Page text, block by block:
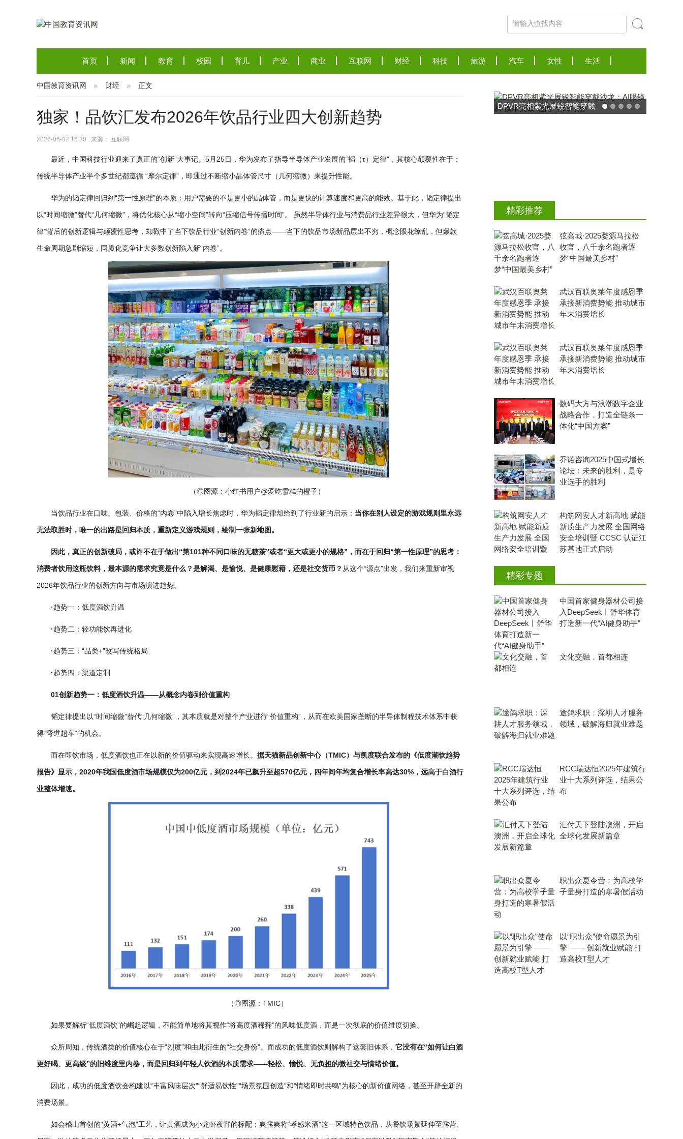
首页 新闻 教育 校园 育儿 产业 商业 互联网 财经 科技 旅游 汽车 女性 生活
中国教育资讯网 财经 正文
独家！品饮汇发布2026年饮品行业四大创新趋势
2026-06-02 16:30 来源： 互联网
最近，中国科技行业迎来了真正的“创新”大事记。5月25日，华为发布了指导半导体产业发展的“韬（τ）定律”，其核心颠覆性在于：
传统半导体产业半个多世纪都遵循 “摩尔定律”，即通过不断缩小晶体管尺寸（几何缩微）来提升性能。
华为的韬定律回归到“第一性原理”的本质：用户需要的不是更小的晶体管，而是更快的计算速度和更高的能效。基于此，韬定律提出
以“时间缩微”替代“几何缩微”，将优化核心从“缩小空间”转向“压缩信号传播时间”。 虽然半导体行业与消费品行业差异很大，但华为“韬定
律”背后的创新逻辑与颠覆性思考，却戳中了当下饮品行业“创新内卷”的痛点——当下的饮品市场新品层出不穷，概念眼花缭乱，但爆款
生命周期急剧缩短，同质化竞争让大多数创新陷入新“内卷”。
（◎图源：小红书用户@爱吃雪糕的橙子）
当饮品行业在口味、包装、价格的“内卷”中陷入增长焦虑时，华为韬定律却给到了行业新的启示： 当你在别人设定的游戏规则里永远
无法取胜时，唯一的出路是回归本质，重新定义游戏规则，绘制一张新地图。
因此，真正的创新破局，或许不在于做出“第101种不同口味的无糖茶”或者“更大或更小的规格”，而在于回归“第一性原理”的思考：
消费者饮用这瓶饮料，最本源的需求究竟是什么？是解渴、是愉悦、是健康慰藉，还是社交货币？ 从这个“源点”出发，我们来重新审视
2026年饮品行业的创新方向与市场演进趋势。
·趋势一：低度酒饮升温
·趋势二：轻功能饮再进化
·趋势三： “品类+”改写传统格局
·趋势四：渠道定制
01创新趋势一：低度酒饮升温——从概念内卷到价值重构
韬定律提出以“时间缩微”替代“几何缩微”，其本质就是对整个产业进行“价值重构”，从而在欧美国家垄断的半导体制程技术体系中获
得“弯道超车”的机会。
而在即饮市场，低度酒饮也正在以新的价值驱动来实现高速增长。 据天猫新品创新中心（TMIC）与凯度联合发布的《低度潮饮趋势
报告》显示，2020年我国低度酒市场规模仅为200亿元，到2024年已飙升至超570亿元，四年间年均复合增长率高达30%，远高于白酒行
业整体增速。
（◎图源：TMIC）
如果要解析“低度酒饮”的崛起逻辑，不能简单地将其视作“将高度酒稀释”的风味低度酒，而是一次彻底的价值维度切换。
众所周知，传统酒类的价值核心在于“烈度”和由此衍生的“社交身份”。而成功的低度酒饮则解构了这套旧体系， 它没有在“如何让白酒
更好喝、更高级”的旧维度里内卷，而是回归到年轻人饮酒的本质需求——轻松、愉悦、无负担的微社交与情绪价值。
因此，成功的低度酒饮会构建以“丰富风味层次”“舒适易饮性”“场景氛围创造”和“情绪即时共鸣”为核心的新价值网络，甚至开辟全新的
消费场景。
如会稽山首创的“黄酒+气泡”工艺，让黄酒成为小龙虾夜宵的标配；爽露爽将“孝感米酒”这一区域特色饮品，从餐饮场景延伸至露营、
荣膺2025食品营养健康创新
力大奖
精彩推荐
弦高城·2025婺源马拉松
收官，八千余名跑者逐
梦“中国最美乡村”
武汉百联奥莱年度感恩季
承接新消费势能 推动城市
年末消费增长
武汉百联奥莱年度感恩季
承接新消费势能 推动城市
年末消费增长
数码大方与浪潮数字企业
战略合作，打造全链条一
体化“中国方案”
乔诺咨询2025中国式增长
论坛：未来的胜利，是专
业选手的胜利
构筑网安人才新高地 赋能
新质生产力发展 全国网络
安全培训暨 CCSC 认证江
苏基地正式启动
精彩专题
中国首家健身器材公司接
入DeepSeek丨舒华体育
打造新一代“AI健身助手”
文化交融，首都相连
途鸽求职：深耕人才服务
领域，破解海归就业难题
RCC瑞达恒2025年建筑行
业十大系列评选，结果公
布
汇付天下登陆澳洲，开启
全球化发展新篇章
职出众夏令营：为高校学
子量身打造的寒暑假活动
以“职出众”使命愿景为引
擎 —— 创新就业赋能 打
造高校T型人才